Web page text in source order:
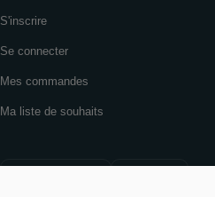
S'inscrire
Se connecter
Mes commandes
Ma liste de souhaits
Pays/région Langue